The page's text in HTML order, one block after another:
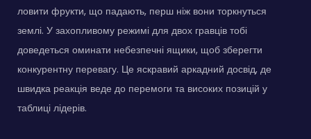
ловити фрукти, що падають, перш ніж вони торкнуться
землі. У захопливому режимі для двох гравців тобі
доведеться оминати небезпечні ящики, щоб зберегти
конкурентну перевагу. Це яскравий аркадний досвід, де
швидка реакція веде до перемоги та високих позицій у
таблиці лідерів.